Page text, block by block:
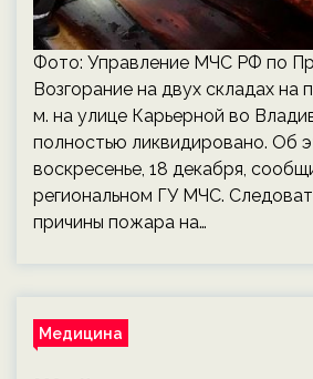
Фото: Управление МЧС РФ по
Возгорание на двух складах на
м. на улице Карьерной во
полностью ликвидировано. Об
воскресенье, 18 декабря,
региональном ГУ МЧС.
причины пожара на…
Медицина